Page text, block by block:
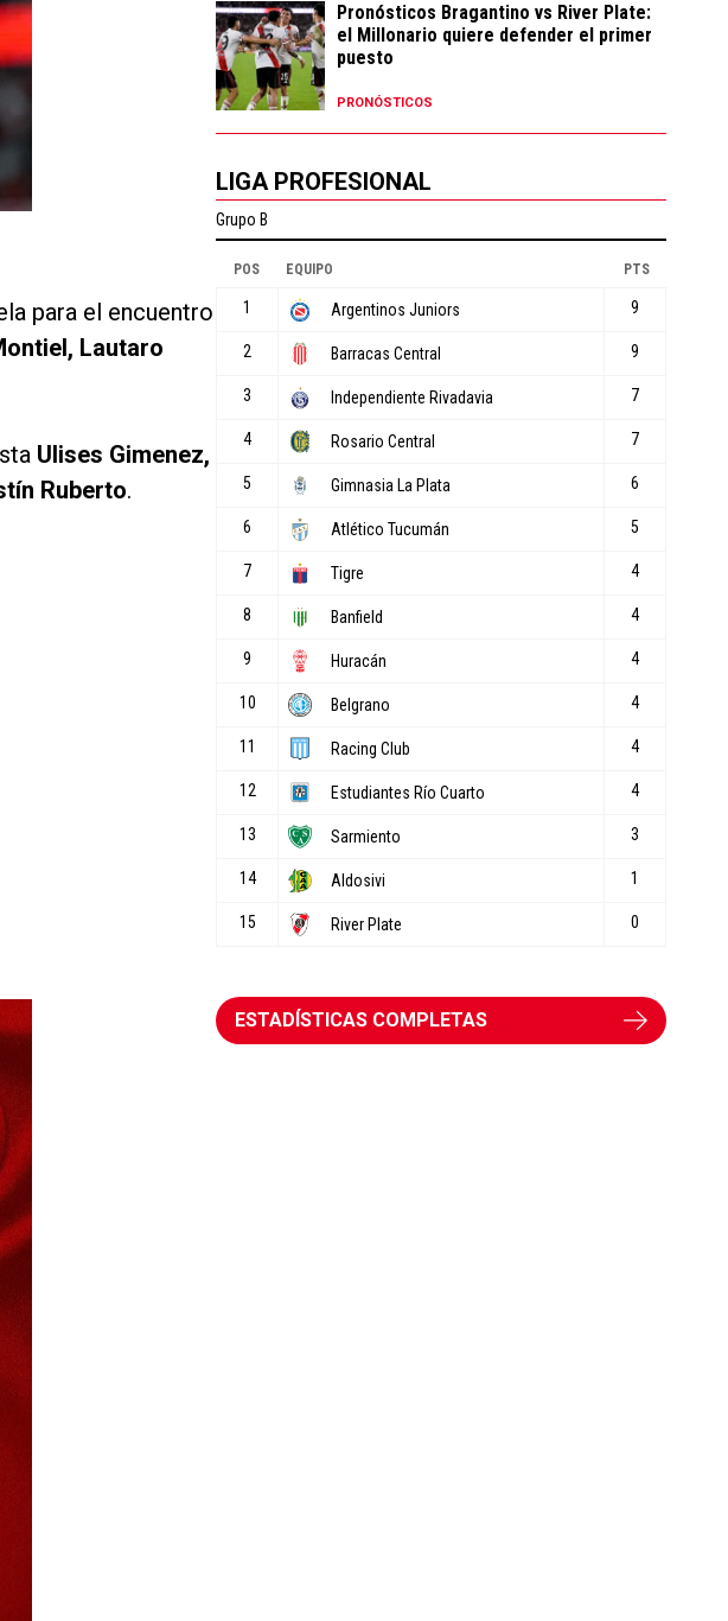
para el encuentro
Lautaro
Ulises Gimenez,
Ruberto.
Pronósticos Bragantino vs River Plate:
el Millonario quiere defender el primer
puesto
PRONÓSTICOS
LIGA PROFESIONAL
ESTADÍSTICAS COMPLETAS